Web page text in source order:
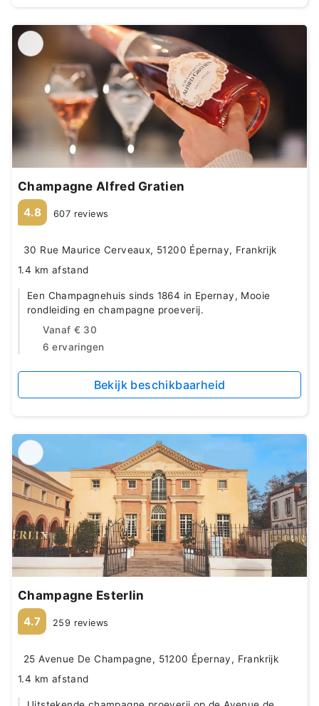
Champagne Alfred Gratien
4.8 607 reviews
30 Rue Maurice Cerveaux, 51200 Épernay, Frankrijk
1.4 km afstand
Een Champagnehuis sinds 1864 in Epernay, Mooie
rondleiding en champagne proeverij.
Vanaf € 30
6 ervaringen
Bekijk beschikbaarheid
Champagne Esterlin
4.7 259 reviews
25 Avenue De Champagne, 51200 Épernay, Frankrijk
1.4 km afstand